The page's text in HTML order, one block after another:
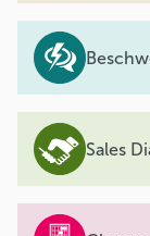
Sales